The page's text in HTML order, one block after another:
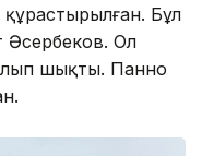
Бұл
Ол
шықты. Панно